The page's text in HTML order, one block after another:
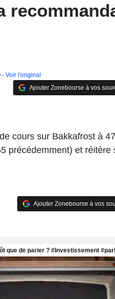
- Voir l'original
Ajouter Zonebourse à vos
cours sur Bakkafrost à
précédemment) et réitère
Ajouter Zonebourse à vos